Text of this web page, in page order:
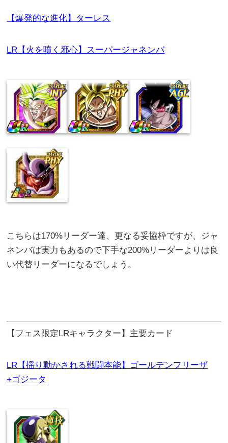
【爆発的な進化】ターレス
LR【火を噴く邪心】スーパージャネンバ
こちらは170%リーダー達、更なる妥協枠ですが、ジャ
ネンバは実力もあるので下手な200%リーダーよりは良
い代替リーダーになるでしょう。
【フェス限定LRキャラクター】主要カード
LR【揺り動かされる戦闘本能】ゴールデンフリーザ
+ゴジータ